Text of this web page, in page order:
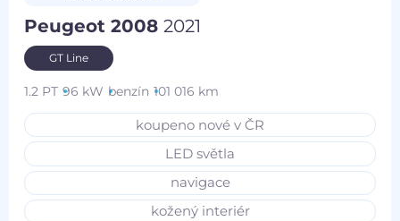
Peugeot 20082021
GT Line
1.2 PT 96 kW benzín 101 016 km
koupeno nové v ČR
LED světla
navigace
kožený interiér